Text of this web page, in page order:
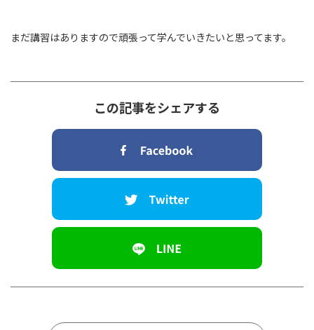
まだ講習はありますので頑張って学んでいきたいと思ってます。
この記事をシェアする